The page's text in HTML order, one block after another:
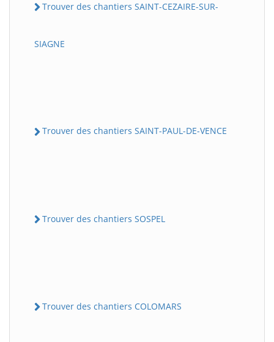
Trouver des chantiers SAINT-CEZAIRE-SUR-
SIAGNE
Trouver des chantiers SAINT-PAUL-DE-VENCE
Trouver des chantiers SOSPEL
Trouver des chantiers COLOMARS